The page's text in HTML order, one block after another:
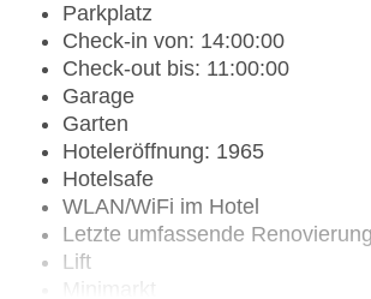
Parkplatz
Check-in von: 14:00:00
Check-out bis: 11:00:00
Garage
Garten
Hoteleröffnung: 1965
Hotelsafe
WLAN/WiFi im Hotel
Letzte umfassende
Lift